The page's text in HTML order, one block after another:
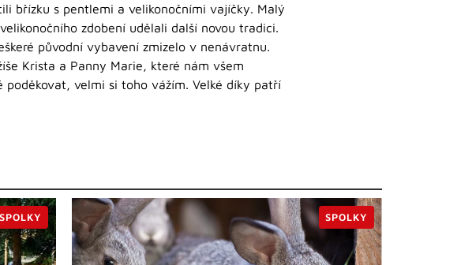
břízku s pentlemi a velikonočními vajíčky. Malý
zdobení udělali další novou tradici.
původní vybavení zmizelo v nenávratnu.
Krista a Panny Marie, které nám všem
poděkovat, velmi si toho vážím. Velké díky patří
SPOLKY SPOLKY